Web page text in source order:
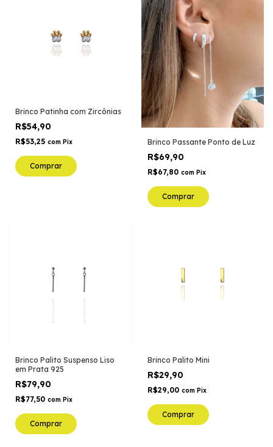
Brinco Patinha com Zircônias
R$54,90
R$53,25 com Pix
Comprar
Brinco Passante Ponto de Luz
R$69,90
R$67,80 com Pix
Comprar
Brinco Palito Suspenso Liso
em Prata 925
R$79,90
R$77,50 com Pix
Comprar
Brinco Palito Mini
R$29,90
R$29,00 com Pix
Comprar